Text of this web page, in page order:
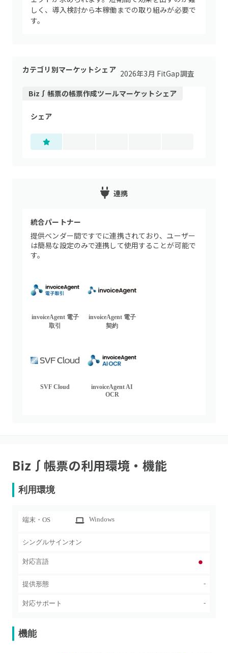
しく、導入検討から本稼働までの取り組みが必要で
す。
カテゴリ別マーケットシェア 2026年3月 FitGap調査
Biz∫帳票の帳票作成ツールマーケットシェア
シェア
連携
統合パートナー
提供ベンダー間ですでに連携されており、ユーザー
は簡易な設定のみで連携して使用することが可能で
す。
invoiceAgent 電子
取引
invoiceAgent 電子
契約
SVF Cloud
invoiceAgent AI
OCR
Biz∫帳票の利用環境・機能
利用環境
端末・OS Windows
シングルサインオン
対応言語
提供形態 -
対応サポート -
機能